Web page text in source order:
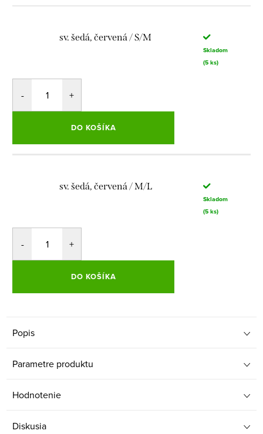
sv. šedá, červená / S/M
Skladom
(5 ks)
DO KOŠÍKA
sv. šedá, červená / M/L
Skladom
(5 ks)
DO KOŠÍKA
Popis
Parametre produktu
Hodnotenie
Diskusia